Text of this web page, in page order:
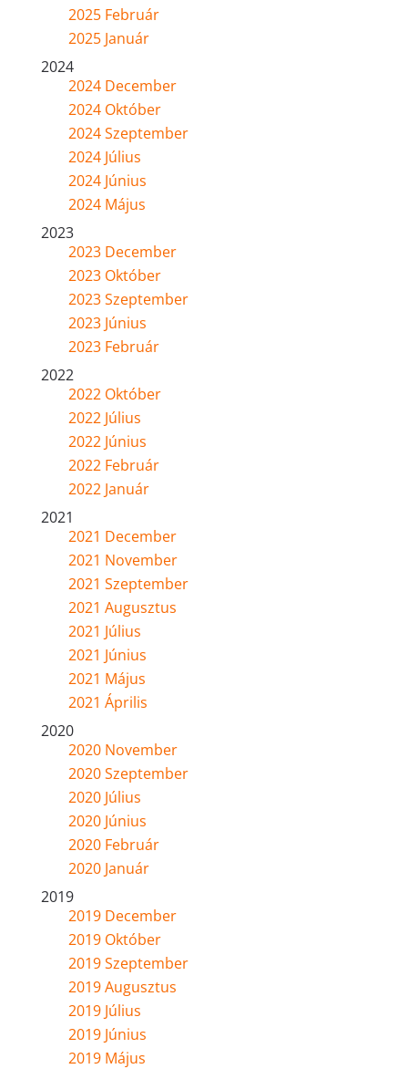
2025 Február
2025 Január
2024
2024 December
2024 Október
2024 Szeptember
2024 Július
2024 Június
2024 Május
2023
2023 December
2023 Október
2023 Szeptember
2023 Június
2023 Február
2022
2022 Október
2022 Július
2022 Június
2022 Február
2022 Január
2021
2021 December
2021 November
2021 Szeptember
2021 Augusztus
2021 Július
2021 Június
2021 Május
2021 Április
2020
2020 November
2020 Szeptember
2020 Július
2020 Június
2020 Február
2020 Január
2019
2019 December
2019 Október
2019 Szeptember
2019 Augusztus
2019 Július
2019 Június
2019 Május